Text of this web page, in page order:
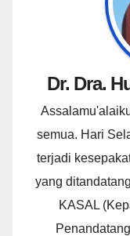
Dr. Dra.
semua. Hari
terjadi
yang
KASAL